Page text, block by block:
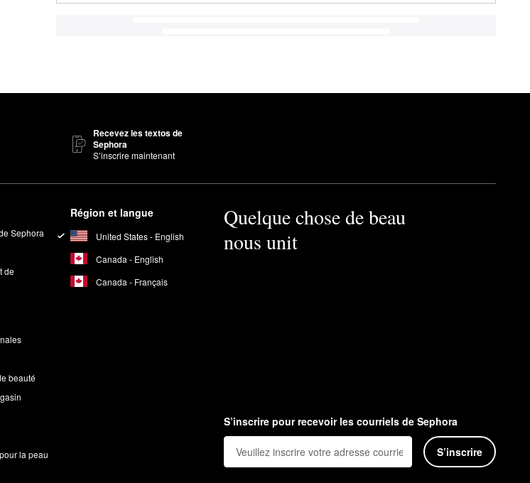
Recevez les textos de
Sephora
S’inscrire maintenant
Sephora
de
beauté
la peau
Région et langue
United States - English
Canada - English
Canada - Français
Quelque chose de beau
nous unit
S’inscrire pour recevoir les courriels de Sephora
S’inscrire